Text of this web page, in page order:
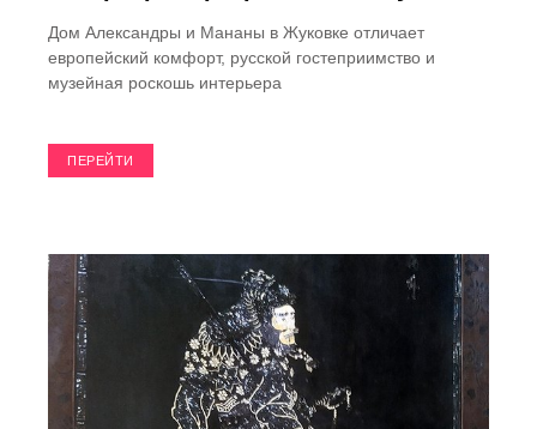
Дом Александры и Мананы в Жуковке отличает
европейский комфорт, русской гостеприимство и
музейная роскошь интерьера
ПЕРЕЙТИ